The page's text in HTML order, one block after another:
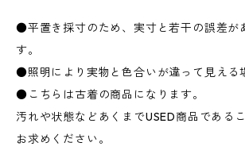
●平置き採寸のため、実寸と若干の誤差が
す。
●照明により実物と色合いが違って見える
●こちらは古着の商品になります。
汚れや状態などあくまでUSED商品である
お求めください。